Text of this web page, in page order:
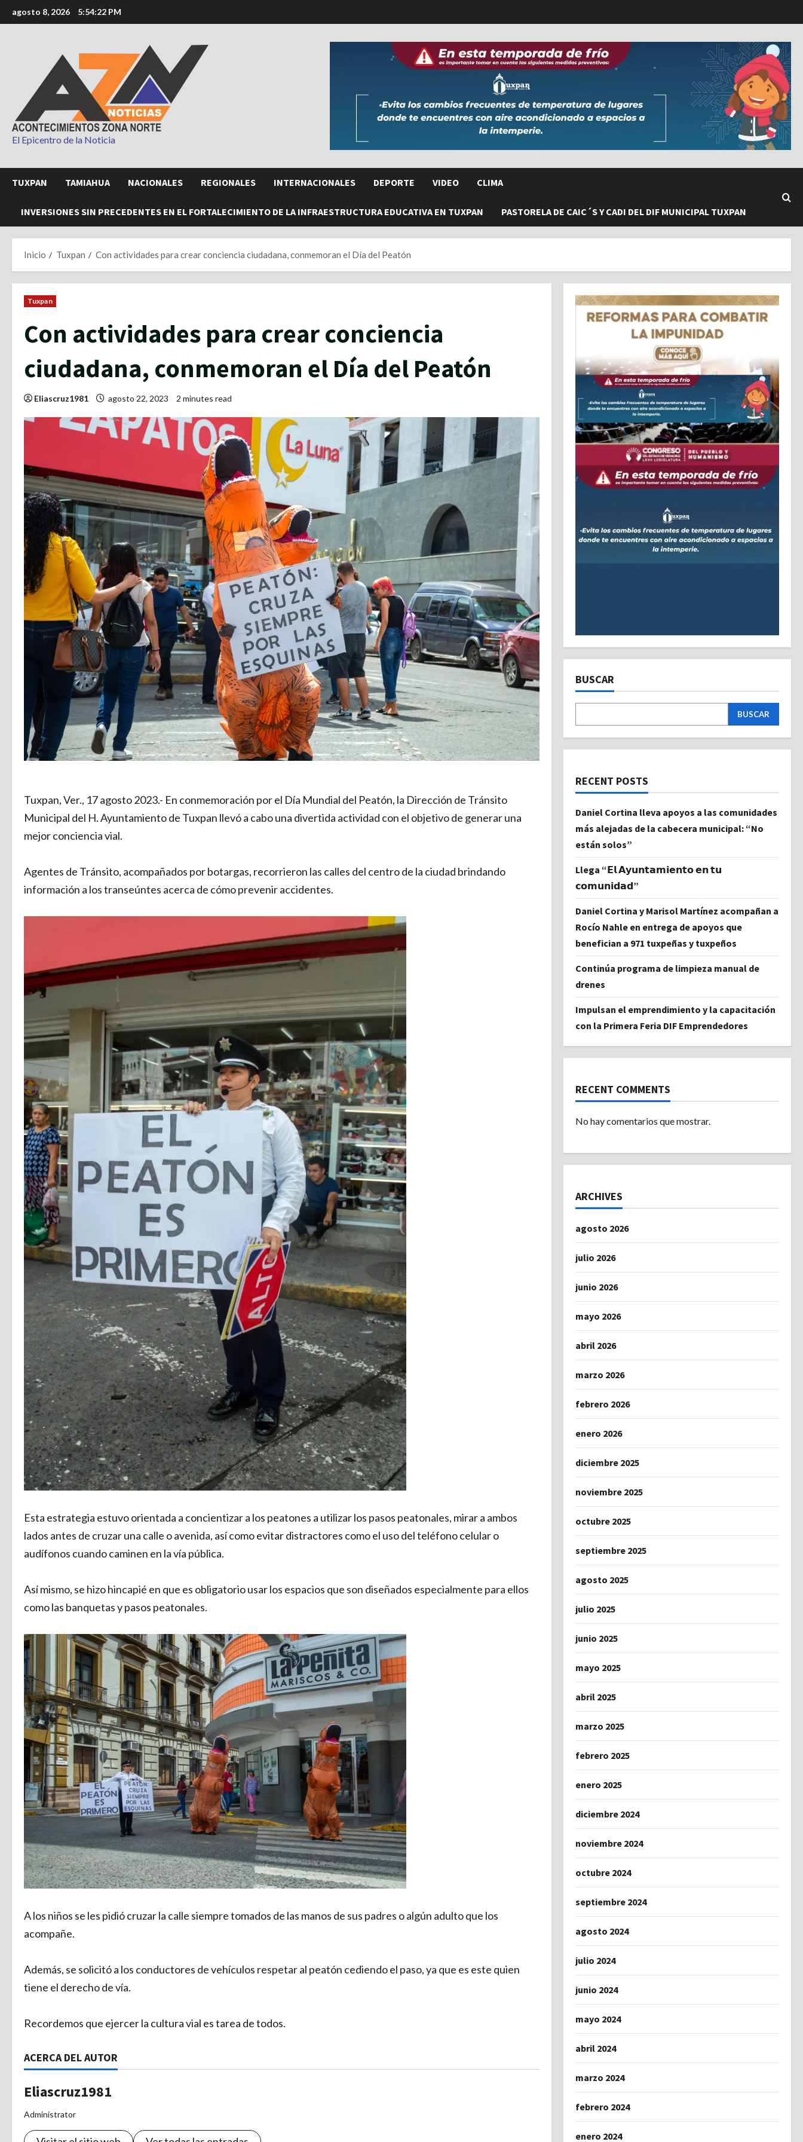
al
agosto 8, 2026 5:54:24 PM
El Epicentro de la Noticia
TUXPAN TAMIAHUA NACIONALES REGIONALES INTERNACIONALES DEPORTE VIDEO CLIMA
INVERSIONES SIN PRECEDENTES EN EL FORTALECIMIENTO DE LA INFRAESTRUCTURA EDUCATIVA EN TUXPAN PASTORELA DE CAIC´S Y CADI DEL DIF MUNICIPAL TUXPAN
Inicio Tuxpan Con actividades para crear conciencia ciudadana, conmemoran el Día del Peatón
Tuxpan
Con actividades para crear conciencia
ciudadana, conmemoran el Día del Peatón
Eliascruz1981 agosto 22, 2023 2 minutes read
Tuxpan, Ver., 17 agosto 2023.- En conmemoración por el Día Mundial del Peatón, la Dirección de Tránsito
Municipal del H. Ayuntamiento de Tuxpan llevó a cabo una divertida actividad con el objetivo de generar una
mejor conciencia vial.
Agentes de Tránsito, acompañados por botargas, recorrieron las calles del centro de la ciudad brindando
información a los transeúntes acerca de cómo prevenir accidentes.
Esta estrategia estuvo orientada a concientizar a los peatones a utilizar los pasos peatonales, mirar a ambos
lados antes de cruzar una calle o avenida, así como evitar distractores como el uso del teléfono celular o
audífonos cuando caminen en la vía pública.
Así mismo, se hizo hincapié en que es obligatorio usar los espacios que son diseñados especialmente para ellos
como las banquetas y pasos peatonales.
A los niños se les pidió cruzar la calle siempre tomados de las manos de sus padres o algún adulto que los
acompañe.
Además, se solicitó a los conductores de vehículos respetar al peatón cediendo el paso, ya que es este quien
tiene el derecho de vía.
Recordemos que ejercer la cultura vial es tarea de todos.
ACERCA DEL AUTOR
Eliascruz1981
Administrator
BUSCAR
BUSCAR
RECENT POSTS
Daniel Cortina lleva apoyos a las comunidades
más alejadas de la cabecera municipal: “No
están solos”
Llega “𝗘𝗹 𝗔𝘆𝘂𝗻𝘁𝗮𝗺𝗶𝗲𝗻𝘁𝗼 𝗲𝗻 𝘁𝘂
𝗰𝗼𝗺𝘂𝗻𝗶𝗱𝗮𝗱”
Daniel Cortina y Marisol Martínez acompañan a
Rocío Nahle en entrega de apoyos que
benefician a 971 tuxpeñas y tuxpeños
Continúa programa de limpieza manual de
drenes
Impulsan el emprendimiento y la capacitación
con la Primera Feria DIF Emprendedores
RECENT COMMENTS
No hay comentarios que mostrar.
ARCHIVES
agosto 2026
julio 2026
junio 2026
mayo 2026
abril 2026
marzo 2026
febrero 2026
enero 2026
diciembre 2025
noviembre 2025
octubre 2025
septiembre 2025
agosto 2025
julio 2025
junio 2025
mayo 2025
abril 2025
marzo 2025
febrero 2025
enero 2025
diciembre 2024
noviembre 2024
octubre 2024
septiembre 2024
agosto 2024
julio 2024
junio 2024
mayo 2024
abril 2024
marzo 2024
febrero 2024
enero 2024